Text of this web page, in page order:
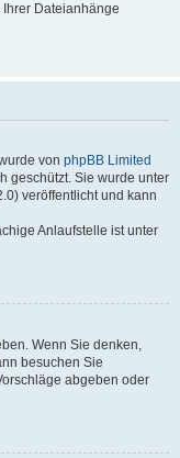
Dateianhänge
von phpBB Limited
geschützt. Sie wurde unter
veröffentlicht und kann
Anlaufstelle ist unter
Wenn Sie denken,
besuchen Sie
abgeben oder